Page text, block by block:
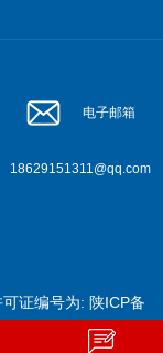
电子邮箱
18629151311@qq.com
证编号为: 陕ICP备